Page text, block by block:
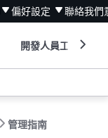
偏好設定 聯絡我們
開發人員工具
管理指南